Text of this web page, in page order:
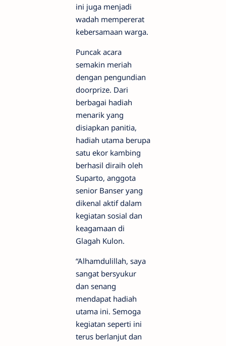
ini juga menjadi
wadah mempererat
kebersamaan warga.
Puncak acara
semakin meriah
dengan pengundian
doorprize. Dari
berbagai hadiah
menarik yang
disiapkan panitia,
hadiah utama berupa
satu ekor kambing
berhasil diraih oleh
Suparto, anggota
senior Banser yang
dikenal aktif dalam
kegiatan sosial dan
keagamaan di
Glagah Kulon.
“Alhamdulillah, saya
sangat bersyukur
dan senang
mendapat hadiah
utama ini. Semoga
kegiatan seperti ini
terus berlanjut dan